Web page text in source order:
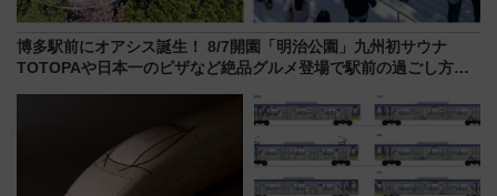
博多駅前にオアシス誕生！ 8/7開園「明治公園」九州初サウナ
TOTOPAや日本一のピザなど絶品グルメ登場で駅前の過ごし方は